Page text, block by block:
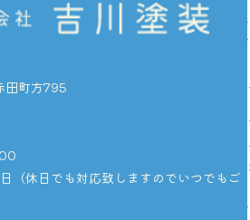
田町方795
（休日でも対応致しますのでいつでもご